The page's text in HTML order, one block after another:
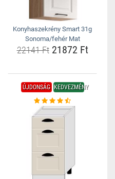
Konyhaszekrény Smart 31g
Sonoma/fehér Mat
22141 Ft21872 Ft
ÚJDONSÁG KEDVEZMÉNY